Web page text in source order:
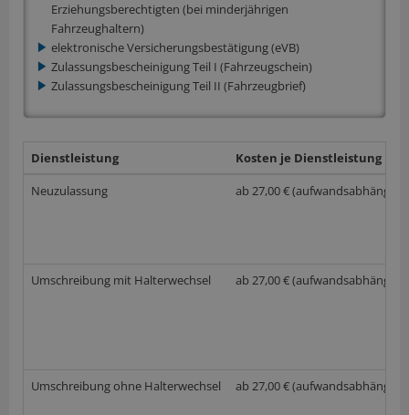
Erziehungsberechtigten (bei minderjährigen
Fahrzeughaltern)
elektronische Versicherungsbestätigung (eVB)
Zulassungsbescheinigung Teil I (Fahrzeugschein)
Zulassungsbescheinigung Teil II (Fahrzeugbrief)
Dienstleistung
Kosten je Dienstleistung
Neuzulassung
ab 27,00 € (aufwandsabhängig)
Umschreibung mit Halterwechsel ab 27,00 € (aufwandsabhängig)
Umschreibung ohne Halterwechsel ab 27,00 € (aufwandsabhängig)